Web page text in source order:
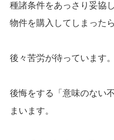
種諸条件をあっさり妥協
物件を購入してしまった
後々苦労が待っています。
後悔をする「意味のない
まいます。